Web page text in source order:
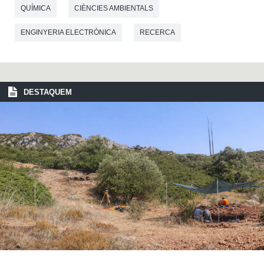
QUÍMICA CIÈNCIES AMBIENTALS
ENGINYERIA ELECTRÒNICA RECERCA
DESTAQUEM